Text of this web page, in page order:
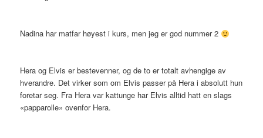
Nadina har matfar høyest i kurs, men jeg er god nummer 2
Hera og Elvis er bestevenner, og de to er totalt avhengige av
hverandre. Det virker som om Elvis passer på Hera i absolutt hun
foretar seg. Fra Hera var kattunge har Elvis alltid hatt en slags
«papparolle» ovenfor Hera.